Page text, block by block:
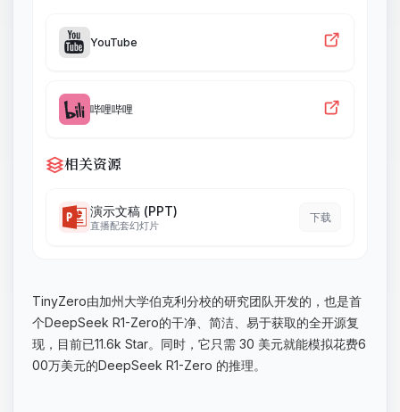
YouTube
哔哩哔哩
相关资源
演示文稿 (PPT)
直播配套幻灯片
下载
TinyZero由加州大学伯克利分校的研究团队开发的，也是首
个DeepSeek R1-Zero的干净、简洁、易于获取的全开源复
现，目前已11.6k Star。同时，它只需 30 美元就能模拟花费6
00万美元的DeepSeek R1-Zero 的推理。